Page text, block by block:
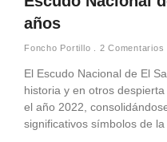
años
Foncho Portillo 2 Comentarios
El Escudo Nacional de El
historia y en otros
el año 2022,
significativos símbolos de